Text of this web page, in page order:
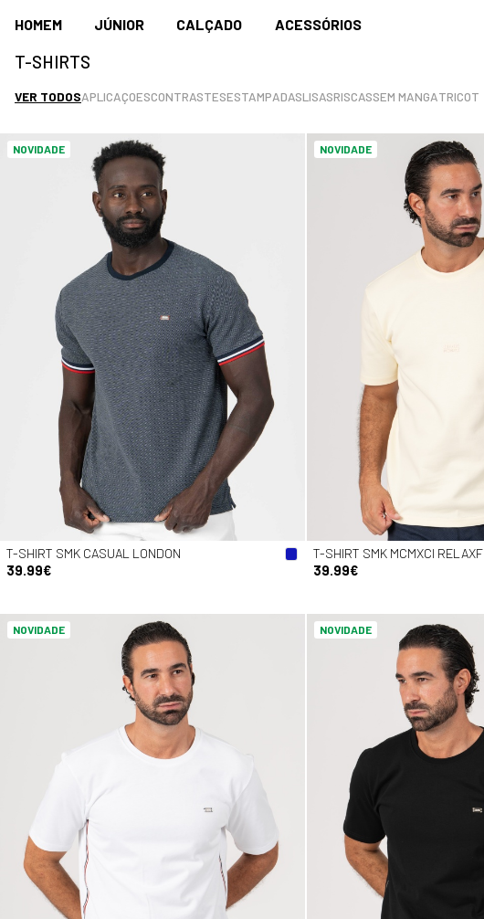
HOMEM JÚNIOR CALÇADO ACESSÓRIOS
T-SHIRTS
VER TODOSAPLICAÇOESCONTRASTESESTAMPADASLISASRISCASSEM MANGATRICOT
NOVIDADE
T-SHIRT SMK CASUAL LONDON
39.99€
NOVIDADE
T-SHIRT SMK MCMXCI RELAXF
39.99€
NOVIDADE NOVIDADE